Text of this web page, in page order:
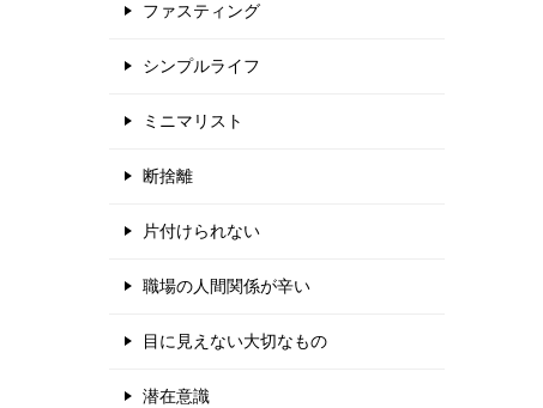
ファスティング
シンプルライフ
ミニマリスト
断捨離
片付けられない
職場の人間関係が辛い
目に見えない大切なもの
潜在意識